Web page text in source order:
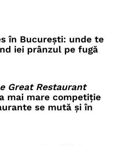
în București: unde te
iei prânzul pe fugă
Great Restaurant
mai mare competiție
se mută și în